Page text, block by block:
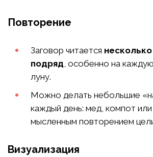
Повторение
Заговор читается
подряд, особенно на
луну.
Можно делать небольшие
каждый день: мед, компот
мысленным повторением
Визуализация